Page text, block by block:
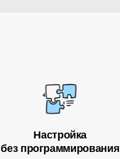
Настройка
без программирования